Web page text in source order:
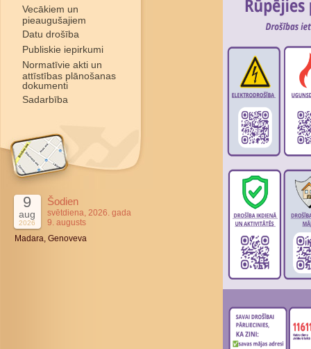
Vecākiem un
pieaugušajiem
Datu drošība
Publiskie iepirkumi
Normatīvie akti un
attīstības plānošanas
dokumenti
Sadarbība
9
aug
2026
Šodien
svētdiena, 2026. gada
9. augusts
Madara, Genoveva